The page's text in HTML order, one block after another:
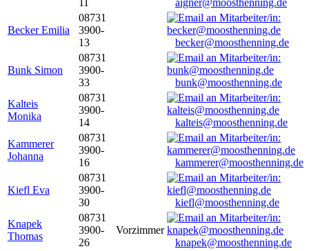
aigner@moosthenning.de
Becker Emilia
08731
3900-
13
becker@moosthenning.de
Bunk Simon
08731
3900-
33
bunk@moosthenning.de
Kalteis
Monika
08731
3900-
14
kalteis@moosthenning.de
Kammerer
Johanna
08731
3900-
16
kammerer@moosthenning.de
Kiefl Eva
08731
3900-
30
kiefl@moosthenning.de
Knapek
Thomas
08731
3900-
26
Vorzimmer
knapek@moosthenning.de